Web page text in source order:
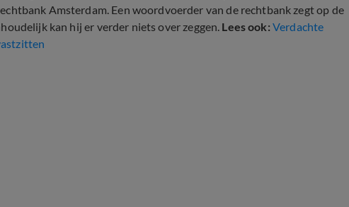
Amsterdam. Een woordvoerder van de rechtbank zegt op de
kan hij er verder niets over zeggen. Lees ook: Verdachte